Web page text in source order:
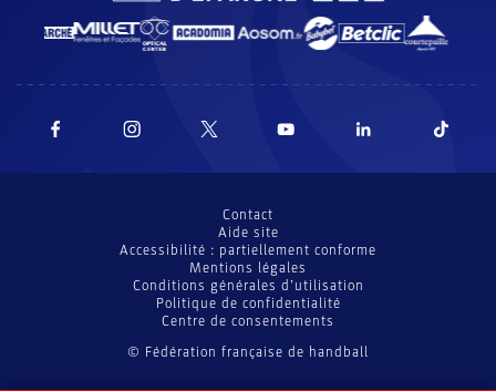
© Fédération française de handball
Contact
Aide site
Accessibilité : partiellement conforme
Mentions légales
Conditions générales d’utilisation
Politique de confidentialité
Centre de consentements